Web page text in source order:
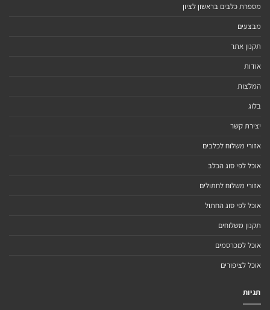
מספרת כלבים בראשון לציון
מבצעים
תקנון אתר
אודות
המלצות
בלוג
יצירת קשר
אזורי משלוח לכלבים
אוכל לפי סוג הכלב
אזורי משלוח לחתולים
אוכל לפי סוג החתול
תקנון משלוחים
אוכל למכרסמים
אוכל לציפורים
תגיות